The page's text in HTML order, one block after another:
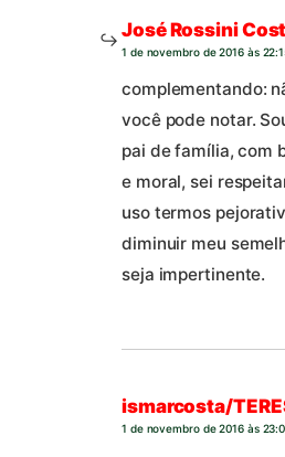
José Rossini
1 de novembro de 2016 às
complementando:
você pode notar.
pai de família, com
e moral, sei
uso termos
diminuir meu
seja impertinente.
ismarcosta/
1 de novembro de 2016 às